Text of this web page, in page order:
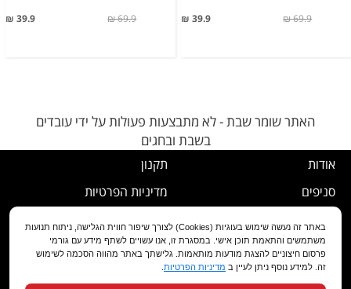
39.9 ₪ 69.9 ₪
39.9 ₪ 69.9 ₪
האתר שומר שבת - לא מתבצעות פעולות על ידי עובדים
בשבת ובחגים
אודות
סניפים
שירות לקוחות
מועדון לקוחות
תקנון
מדיניות הפרטיות
נוהל ביטול עסקה
מדיניות החלפה/החזרה/ביטול
הצהרת נגישות
באתר זה נעשה שימוש בעוגיות (Cookies) לצורך שיפור חווית הגלישה, ניתוח תנועות
משתמשים והתאמת תוכן אישי. במסגרת זו, אנו עשויים לשתף מידע עם גורמי
פרסום חיצוניים להצגת מודעות מותאמות. גלישתך באתר מהווה הסכמה לשימוש
זה. למידע נוסף ניתן לעיין ב מדיניות הפרטיות